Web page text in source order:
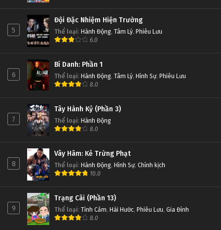
5
Đội Đặc Nhiệm Hiện Trường
Thể loại: Hành Động, Tâm Lý, Phiêu Lưu
6.0
6
Bí Danh: Phần 1
Thể loại: Hành Động, Tâm Lý, Hình Sự, Phiêu Lưu
8.0
7
Tây Hành Kỷ (Phần 3)
Thể loại: Hành Động
8.0
8
Vây Hãm: Kẻ Trừng Phạt
Thể loại: Hành Động, Hình Sự, Chính kịch
10.0
9
Trạng Cãi (Phần 13)
Thể loại: Tình Cảm, Hài Hước, Phiêu Lưu, Gia Đình
8.0